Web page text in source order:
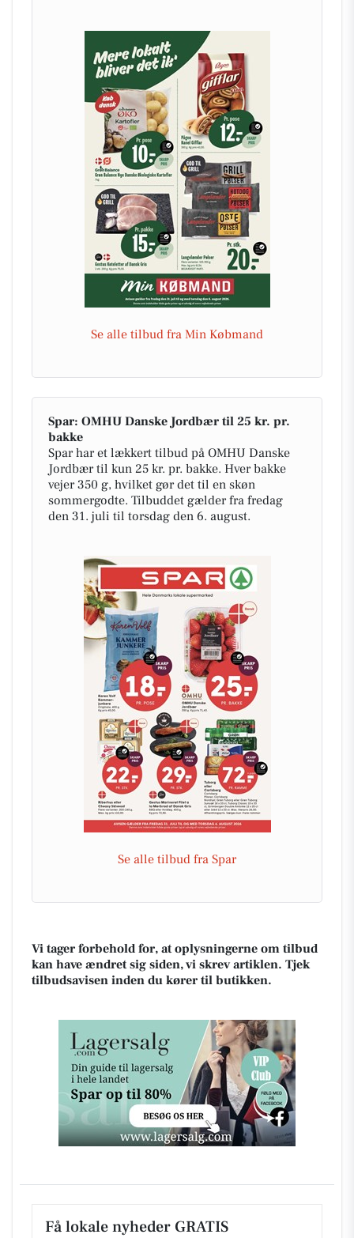
Se alle tilbud fra Min Købmand
Spar: OMHU Danske Jordbær til 25 kr. pr.
bakke
Spar har et lækkert tilbud på OMHU Danske
Jordbær til kun 25 kr. pr. bakke. Hver bakke
vejer 350 g, hvilket gør det til en skøn
sommergodte. Tilbuddet gælder fra fredag
den 31. juli til torsdag den 6. august.
Se alle tilbud fra Spar
Vi tager forbehold for, at oplysningerne om tilbud
kan have ændret sig siden, vi skrev artiklen. Tjek
tilbudsavisen inden du kører til butikken.
Få lokale nyheder GRATIS